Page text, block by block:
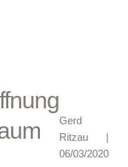
Gerd
Ritzau |
06/03/2020